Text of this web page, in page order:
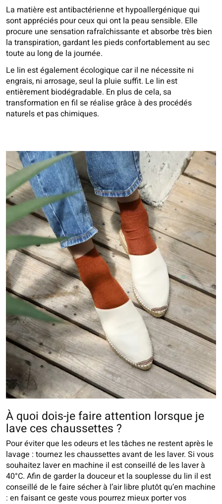
La matière est antibactérienne et hypoallergénique qui
sont appréciés pour ceux qui ont la peau sensible. Elle
procure une sensation rafraîchissante et absorbe très bien
la transpiration, gardant les pieds confortablement au sec
toute au long de la journée.
Le lin est également écologique car il ne nécessite ni
engrais, ni arrosage, seul la pluie suffit. Le lin est
entièrement biodégradable. En plus de cela, sa
transformation en fil se réalise grâce à des procédés
naturels et pas chimiques.
À quoi dois-je faire attention lorsque je
lave ces chaussettes ?
Pour éviter que les odeurs et les tâches ne restent après le
lavage : tournez les chaussettes avant de les laver. Si vous
souhaitez laver en machine il est conseillé de les laver à
40°C. Afin de garder la douceur et la souplesse du lin il est
conseillé de le faire sécher à l’air libre plutôt qu’en machine
: en faisant ce geste vous pourrez mieux porter vos